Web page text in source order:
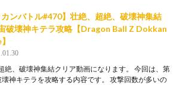
カンバトル#470】壮絶、超絶、破壊神集結
破壊神キテラ攻略【Dragon Ball Z Dokkan
絶、破壊神集結クリア動画になります。 今回は、第
神キテラを攻略する内容です。 攻撃回数が多いの